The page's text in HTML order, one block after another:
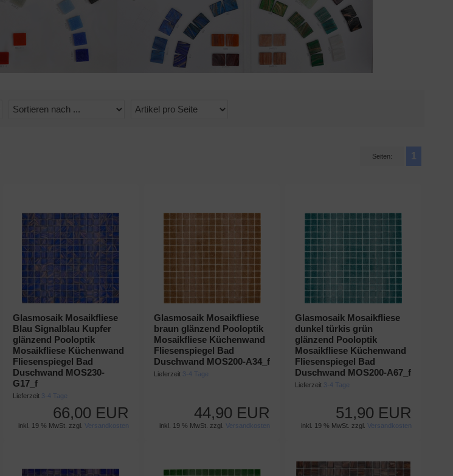
Seiten: 1
Glasmosaik Mosaikfliese
Blau Signalblau Kupfer
glänzend Pooloptik
Mosaikfliese Küchenwand
Fliesenspiegel Bad
Duschwand MOS230-
G17_f
Lieferzeit 3-4 Tage
66,00 EUR
inkl. 19 % MwSt. zzgl.Versandkosten
Glasmosaik Mosaikfliese
braun glänzend Pooloptik
Mosaikfliese Küchenwand
Fliesenspiegel Bad
Duschwand MOS200-A34_f
Lieferzeit 3-4 Tage
44,90 EUR
inkl. 19 % MwSt. zzgl.Versandkosten
Glasmosaik Mosaikfliese
dunkel türkis grün
glänzend Pooloptik
Mosaikfliese Küchenwand
Fliesenspiegel Bad
Duschwand MOS200-A67_f
Lieferzeit 3-4 Tage
51,90 EUR
inkl. 19 % MwSt. zzgl. Versandkosten